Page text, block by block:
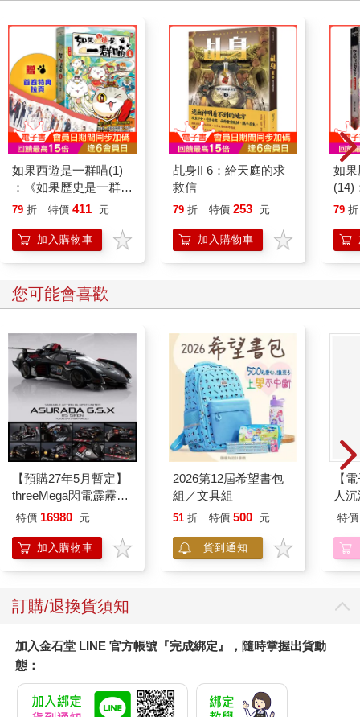
如果西遊是一群喵(1)
：《如果歷史是一群
喵》作者最新力作，附
79 折 特價 411 元
加入購物車
乩身II 6：給天庭的求
救信
79 折 特價 253 元
加入購物車
如
(14)
貓
79 折
您可能會喜歡
【預購27年5月暫定】
threeMega閃電霹靂車
VA Hi-SPEC UNITED
SIREN 黑色限定
特價 16980 元
加入購物車
2026第12屆希望書包
組／文具組
51 折 特價 500 元
貨到通知
【
人
版】
特價
訂購/退換貨須知
加入金石堂 LINE 官方帳號『完成綁定』，隨時掌握出貨動
態：